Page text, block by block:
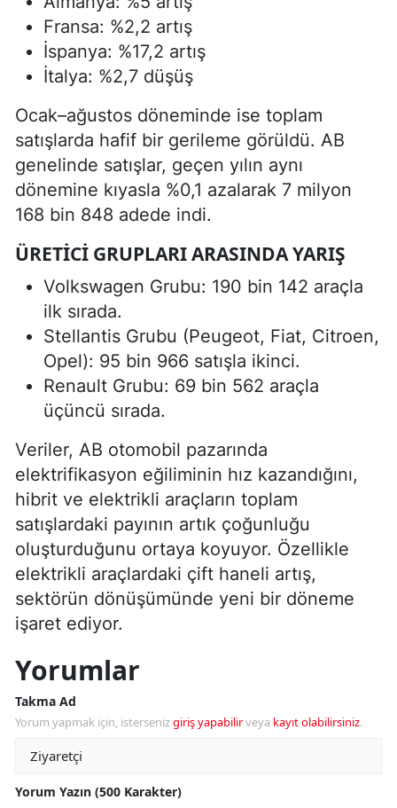
Fransa: %2,2 artış
İspanya: %17,2 artış
İtalya: %2,7 düşüş
Ocak–ağustos döneminde ise toplam
satışlarda hafif bir gerileme görüldü. AB
genelinde satışlar, geçen yılın aynı
dönemine kıyasla %0,1 azalarak 7 milyon
168 bin 848 adede indi.
ÜRETICI GRUPLARI ARASINDA YARIŞ
Volkswagen Grubu: 190 bin 142 araçla
ilk sırada.
Stellantis Grubu (Peugeot, Fiat, Citroen,
Opel): 95 bin 966 satışla ikinci.
Renault Grubu: 69 bin 562 araçla
üçüncü sırada.
Veriler, AB otomobil pazarında
elektrifikasyon eğiliminin hız kazandığını,
hibrit ve elektrikli araçların toplam
satışlardaki payının artık çoğunluğu
oluşturduğunu ortaya koyuyor. Özellikle
elektrikli araçlardaki çift haneli artış,
sektörün dönüşümünde yeni bir döneme
işaret ediyor.
Yorumlar
Takma Ad
Yorum yapmak için, istersenizgiriş yapabilirveya kayıt olabilirsiniz.
Yorum Yazın (500 Karakter)